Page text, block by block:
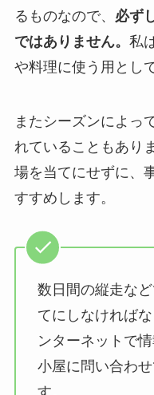
るものなので、 必ず
ではありません。 私
や料理に使う用とし
またシーズンによっ
れていることもあり
場を当てにせずに、
すすめします。
数日間の縦走な
てにしなければ
ンターネットで
小屋に問い合わ
す。